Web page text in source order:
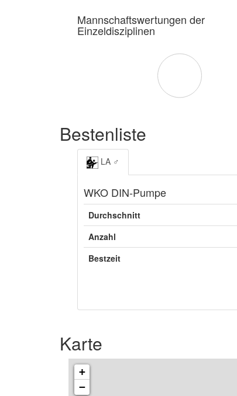
Mannschaftswertungen der
Einzeldisziplinen
Bestenliste
LA ♂
WKO DIN-Pumpe
Durchschnitt
Anzahl
Bestzeit
Karte
+
−